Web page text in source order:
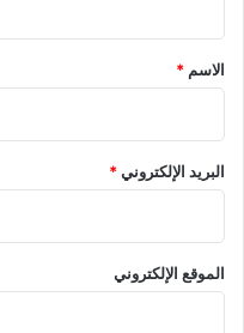
*
الاسم *
البريد الإلكتروني*
الموقع الإلكتروني